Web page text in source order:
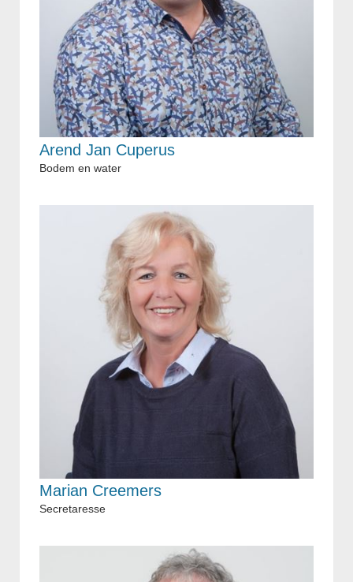
Arend Jan Cuperus
Bodem en water
Marian Creemers
Secretaresse